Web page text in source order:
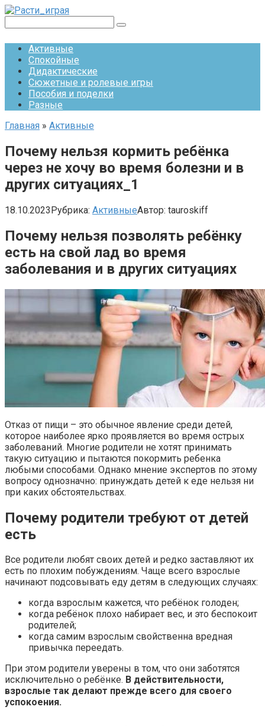
Перейти
контенту
Активные
Спокойные
Дидактические
Сюжетные и ролевые игры
Пособия и поделки
Разные
Главная » Активные
Почему нельзя кормить ребёнка
через не хочу во время болезни и в
других ситуациях_1
18.10.2023Рубрика: АктивныеАвтор: tauroskiff
Почему нельзя позволять ребёнку
есть на свой лад во время
заболевания и в других ситуациях
Отказ от пищи – это обычное явление среди детей,
которое наиболее ярко проявляется во время острых
заболеваний. Многие родители не хотят принимать
такую ситуацию и пытаются покормить ребенка
любыми способами. Однако мнение экспертов по этому
вопросу однозначно: принуждать детей к еде нельзя ни
при каких обстоятельствах.
Почему родители требуют от детей
есть
Все родители любят своих детей и редко заставляют их
есть по плохим побуждениям. Чаще всего взрослые
начинают подсовывать еду детям в следующих случаях:
когда взрослым кажется, что ребёнок голоден;
когда ребёнок плохо набирает вес, и это беспокоит
родителей;
когда самим взрослым свойственна вредная
привычка переедать.
При этом родители уверены в том, что они заботятся
исключительно о ребёнке. В действительности,
взрослые так делают прежде всего для своего
успокоения.